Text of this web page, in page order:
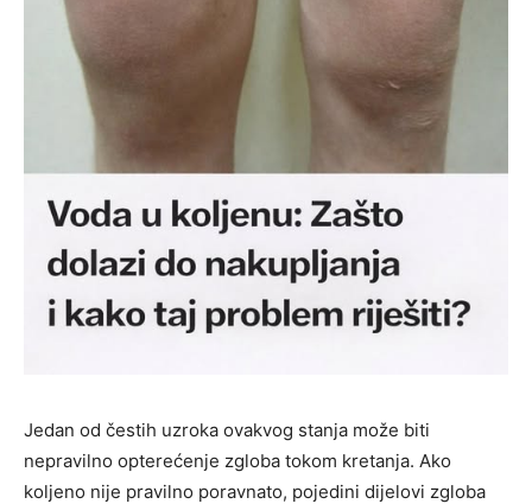
Jedan od čestih uzroka ovakvog stanja može biti
nepravilno opterećenje zgloba tokom kretanja. Ako
koljeno nije pravilno poravnato, pojedini dijelovi zgloba